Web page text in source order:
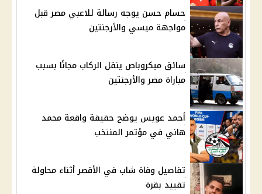
حسام حسن يوجه رسالة للاعبي مصر قبل
مواجهة ميسي والأرجنتين
سائق ميكروباص ينقل الركاب مجانًا بسبب
مباراة مصر والأرجنتين
أحمد عويس يوضح حقيقة واقعة محمد
هاني في مؤتمر المنتخب
تفاصيل وفاة شاب في الأقصر أثناء محاولة
تقييد بقرة